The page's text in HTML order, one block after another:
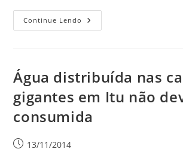
Continue Lendo
Água distribuída nas
gigantes em Itu não
consumida
13/11/2014